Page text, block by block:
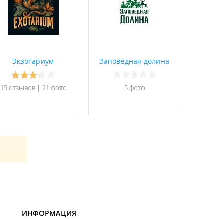
Экзотариум
15 отзывов| 21 фото
Заповедная долина
5 фото
ИНФОРМАЦИЯ